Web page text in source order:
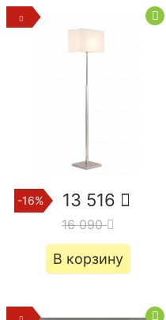
-16% 13 516
16 090
В корзину